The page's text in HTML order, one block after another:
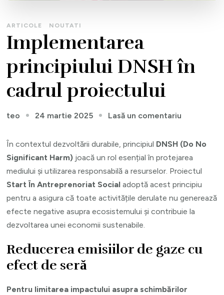
ARTICOLE NOUTATI
Implementarea
principiului DNSH în
cadrul proiectului
teo 24 martie 2025 Lasă un comentariu
principiului
DNSH
în
cadrul
proiectului
În contextul dezvoltării durabile, principiul DNSH (Do No
Significant Harm) joacă un rol esențial în protejarea
mediului și utilizarea responsabilă a resurselor. Proiectul
Start În Antreprenoriat Social adoptă acest principiu
pentru a asigura că toate activitățile derulate nu generează
efecte negative asupra ecosistemului și contribuie la
dezvoltarea unei economii sustenabile.
Reducerea emisiilor de gaze cu
efect de seră
Pentru limitarea impactului asupra schimbărilor